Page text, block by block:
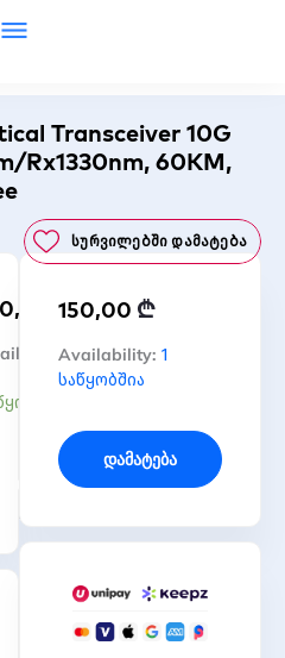
Transceiver 10G
Rx1330nm, 60KM,
Სურვილებში Დამატება
₾
Rx1330nm,
150,00 ₾
Availability: 1
საწყობშია
რაოდენობა:
სფპ
Transceiver
10G
Tx1270nm/Rx1330nm,
LC,
Დამატება